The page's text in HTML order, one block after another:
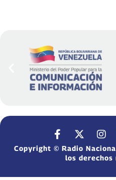
Copyright © Radio
los derechos